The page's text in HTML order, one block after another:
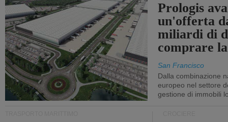
Prologis
un'offerta
miliardi di
comprare
San Francisco
Dalla combinazione
europeo nel settore
gestione di immobili